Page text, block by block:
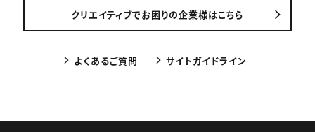
クリエイティブでお困りの企業様はこちら
よくあるご質問 サイトガイドライン